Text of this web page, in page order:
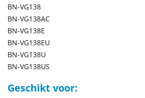
BN-VG138
BN-VG138AC
BN-VG138E
BN-VG138EU
BN-VG138U
BN-VG138US
Geschikt voor: